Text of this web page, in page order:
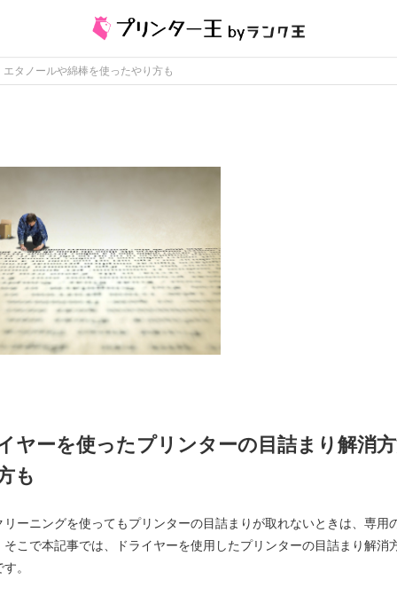
タノールや綿棒を使ったやり方も
ヤーを使ったプリンターの目詰まり解消
も
リーニングを使ってもプリンターの目詰まりが取れないときは、専
そこで本記事では、ドライヤーを使用したプリンターの目詰まり解
。